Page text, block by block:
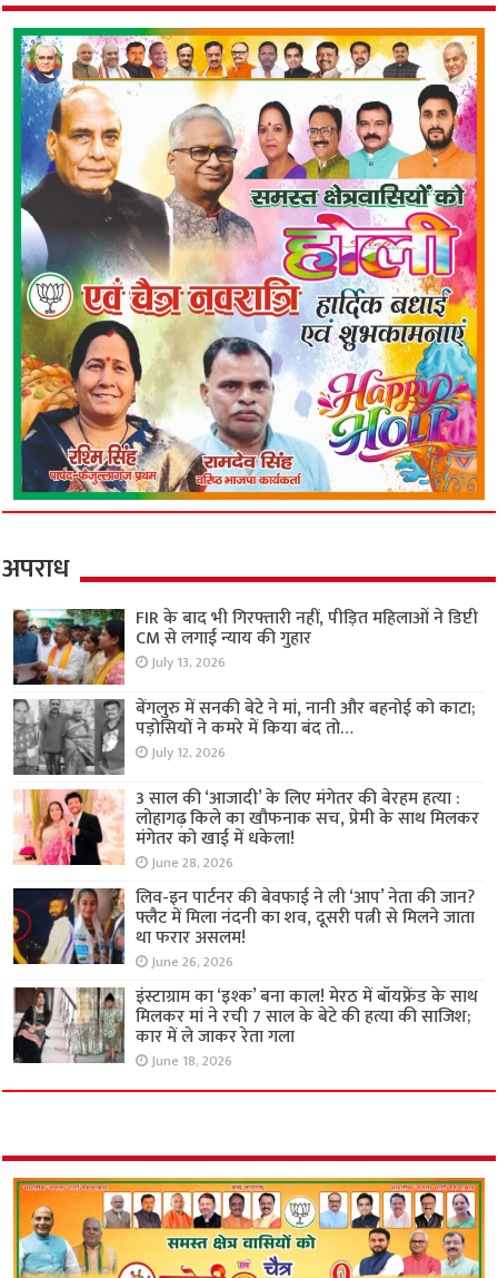
अपराध
FIR के बाद भी गिरफ्तारी नहीं, पीड़ित महिलाओं ने डिप्टी
CM से लगाई न्याय की गुहार
July 13, 2026
बेंगलुरु में सनकी बेटे ने मां, नानी और बहनोई को काटा;
पड़ोसियों ने कमरे में किया बंद तो…
July 12, 2026
3 साल की ‘आजादी’ के लिए मंगेतर की बेरहम हत्या :
लोहागढ़ किले का खौफनाक सच, प्रेमी के साथ मिलकर
मंगेतर को खाई में धकेला!
June 28, 2026
लिव-इन पार्टनर की बेवफाई ने ली ‘आप’ नेता की जान?
फ्लैट में मिला नंदनी का शव, दूसरी पत्नी से मिलने जाता
था फरार असलम!
June 26, 2026
इंस्टाग्राम का ‘इश्क’ बना काल! मेरठ में बॉयफ्रेंड के साथ
मिलकर मां ने रची 7 साल के बेटे की हत्या की साजिश;
कार में ले जाकर रेता गला
June 18, 2026